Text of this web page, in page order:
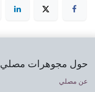
حول مجوهرات مصلي
عن مصلي